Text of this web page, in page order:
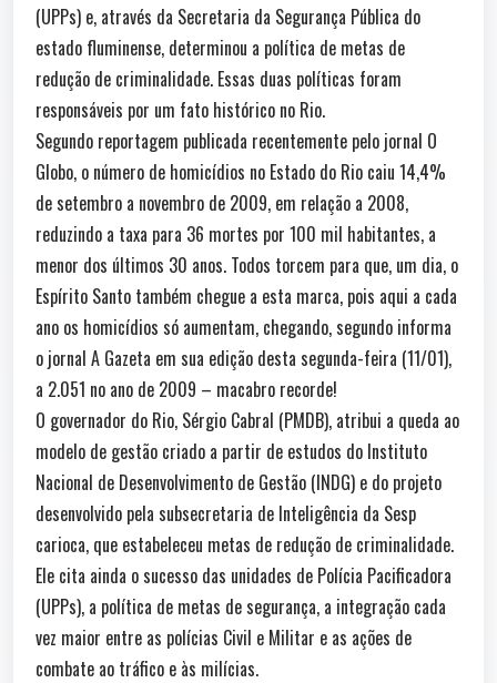
(UPPs) e, através da Secretaria da Segurança Pública do
estado fluminense, determinou a política de metas de
redução de criminalidade. Essas duas políticas foram
responsáveis por um fato histórico no Rio.
Segundo reportagem publicada recentemente pelo jornal O
Globo, o número de homicídios no Estado do Rio caiu 14,4%
de setembro a novembro de 2009, em relação a 2008,
reduzindo a taxa para 36 mortes por 100 mil habitantes, a
menor dos últimos 30 anos. Todos torcem para que, um dia, o
Espírito Santo também chegue a esta marca, pois aqui a cada
ano os homicídios só aumentam, chegando, segundo informa
o jornal A Gazeta em sua edição desta segunda-feira (11/01),
a 2.051 no ano de 2009 – macabro recorde!
O governador do Rio, Sérgio Cabral (PMDB), atribui a queda ao
modelo de gestão criado a partir de estudos do Instituto
Nacional de Desenvolvimento de Gestão (INDG) e do projeto
desenvolvido pela subsecretaria de Inteligência da Sesp
carioca, que estabeleceu metas de redução de criminalidade.
Ele cita ainda o sucesso das unidades de Polícia Pacificadora
(UPPs), a política de metas de segurança, a integração cada
vez maior entre as polícias Civil e Militar e as ações de
combate ao tráfico e às milícias.